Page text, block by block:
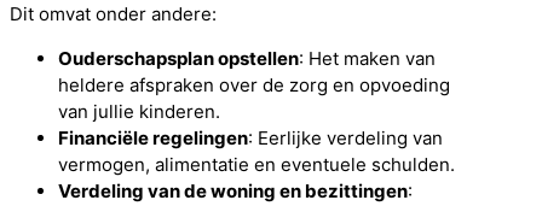
Dit omvat onder andere:
Ouderschapsplan opstellen: Het maken van
heldere afspraken over de zorg en opvoeding
van jullie kinderen.
Financiële regelingen: Eerlijke verdeling van
vermogen, alimentatie en eventuele schulden.
Verdeling van de woning en bezittingen: